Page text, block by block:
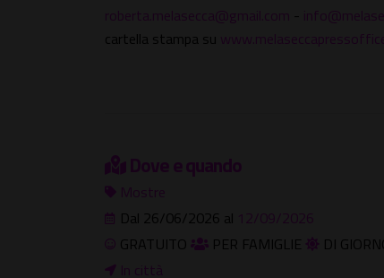
roberta.melasecca@gmail.com -
cartella stampa su
Dove e quando
Mostre
Dal 26/06/2026 al 12/09/2026
GRATUITO
PER FAMIGLIE DI
In città